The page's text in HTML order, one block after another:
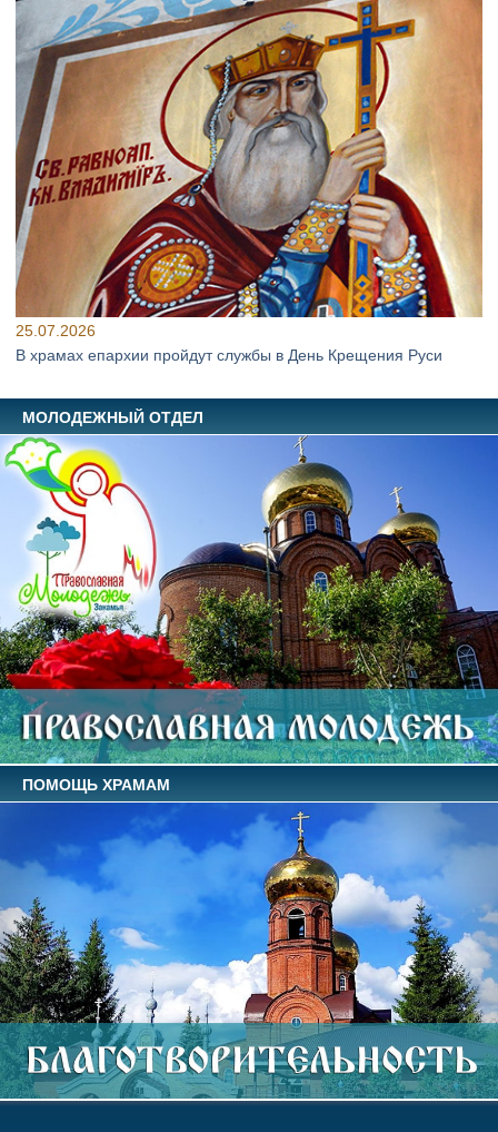
25.07.2026
В храмах епархии пройдут службы в День Крещения Руси
МОЛОДЕЖНЫЙ ОТДЕЛ
ПОМОЩЬ ХРАМАМ